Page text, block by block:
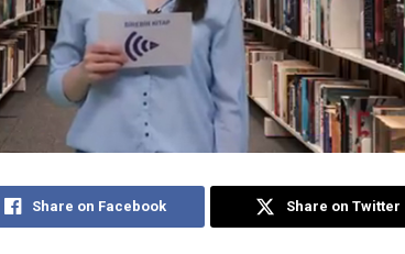
Share on Facebook Share on Twitter